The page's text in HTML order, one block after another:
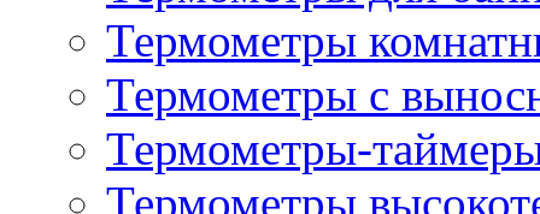
Термометры
Термометры с
Термометры-
Термометры